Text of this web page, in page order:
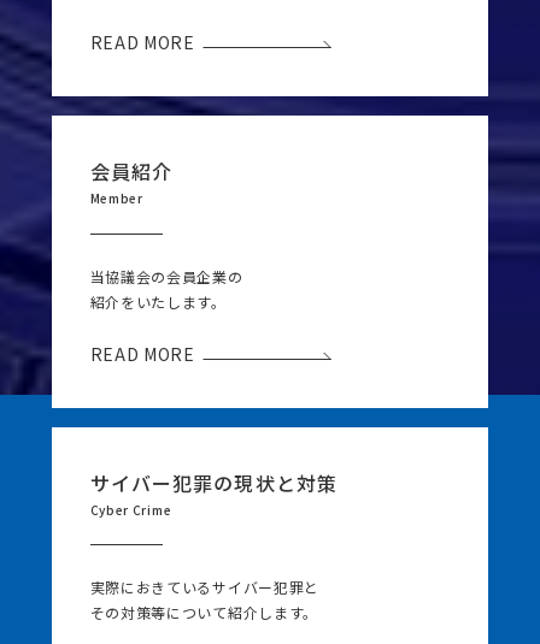
READ MORE
会員紹介
Member
当協議会の会員企業の
紹介をいたします。
READ MORE
サイバー犯罪の現状と対策
Cyber Crime
実際におきているサイバー犯罪と
その対策等について紹介します。